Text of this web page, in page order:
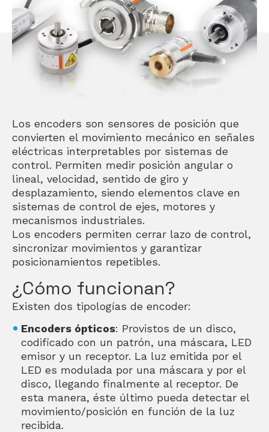
Los encoders son sensores de posición que
convierten el movimiento mecánico en señales
eléctricas interpretables por sistemas de
control. Permiten medir posición angular o
lineal, velocidad, sentido de giro y
desplazamiento, siendo elementos clave en
sistemas de control de ejes, motores y
mecanismos industriales.
Los encoders permiten cerrar lazo de control,
sincronizar movimientos y garantizar
posicionamientos repetibles.
¿Cómo funcionan?
Existen dos tipologías de encoder:
Encoders ópticos: Provistos de un disco,
codificado con un patrón, una máscara, LED
emisor y un receptor. La luz emitida por el
LED es modulada por una máscara y por el
disco, llegando finalmente al receptor. De
esta manera, éste último pueda detectar el
movimiento/posición en función de la luz
recibida.